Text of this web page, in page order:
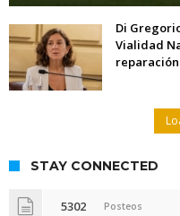
Di
Vialidad
reparación
STAY CONNECTED
5302 Posteos